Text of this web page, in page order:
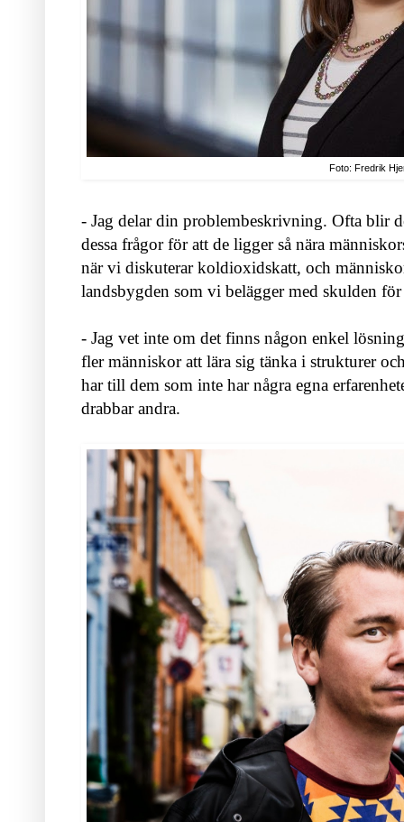
Foto: Fredrik
- Jag delar din problembeskrivning. Ofta blir
dessa frågor för att de ligger så nära
när vi diskuterar koldioxidskatt, och
landsbygden som vi belägger med skulden
- Jag vet inte om det finns någon enkel
fler människor att lära sig tänka i strukturer
har till dem som inte har några egna
drabbar andra.